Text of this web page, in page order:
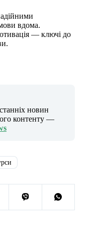
вдома.
— ключі до
новин
контенту —